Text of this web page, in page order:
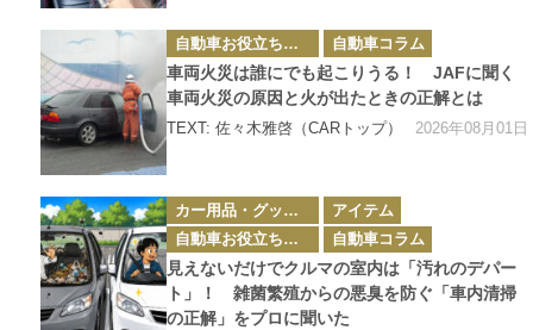
カ
テ
ゴ
リ
ー
自動車お役立ち情報 自動車コラム
車両火災は誰にでも起こりうる！ JAFに聞く
車両火災の原因と火が出たときの正解とは
TEXT: 佐々木雅啓（CARトップ） 2026年08月01日
カ
テ
ゴ
リ
ー
カー用品・グッズ情報
アイテム
自動車お役立ち情報
自動車コラム
見えないだけでクルマの室内は「汚れのデパー
ト」！ 雑菌繁殖からの悪臭を防ぐ「車内清掃
の正解」をプロに聞いた